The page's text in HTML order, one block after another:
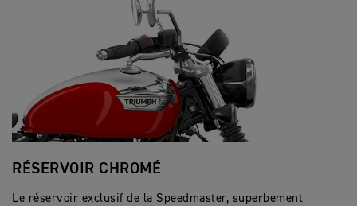
RÉSERVOIR CHROMÉ
Le réservoir exclusif de la Speedmaster, superbement